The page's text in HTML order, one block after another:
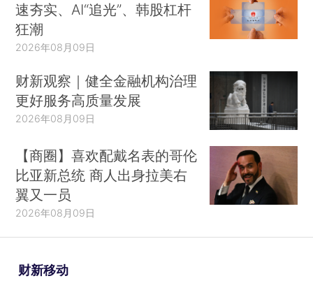
速夯实、AI“追光”、韩股杠杆
狂潮
2026年08月09日
财新观察｜健全金融机构治理
更好服务高质量发展
2026年08月09日
【商圈】喜欢配戴名表的哥伦
比亚新总统 商人出身拉美右
翼又一员
2026年08月09日
财新移动